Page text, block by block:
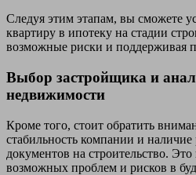
Следуя этим этапам, вы сможете
квартиру в ипотеку на стадии
возможные риски и поддерживая
Выбор застройщика и
недвижимости
Кроме того, стоит обратить
стабильность компании и
документов на строительство.
возможных проблем и рисков в